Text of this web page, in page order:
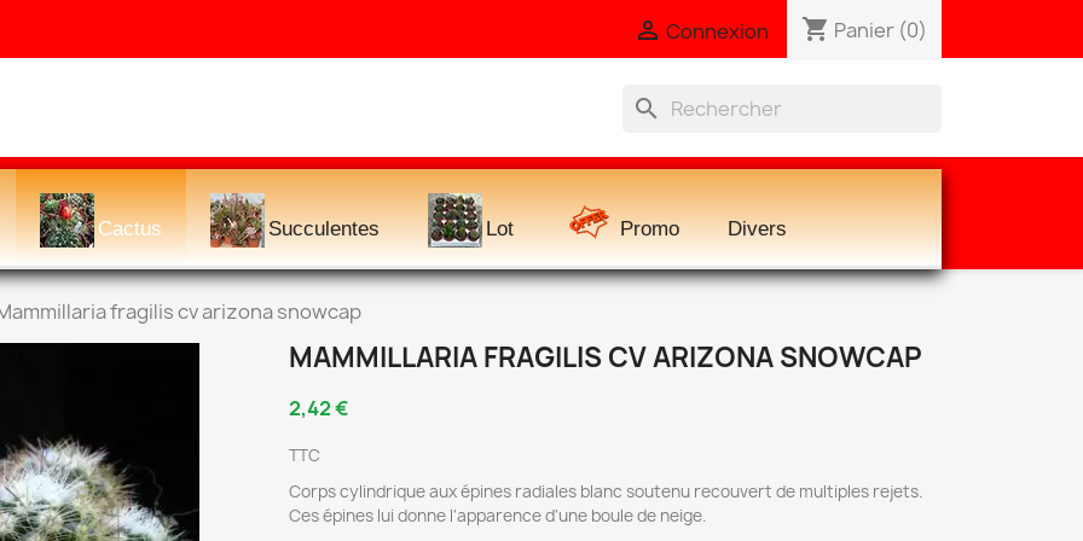
 Connexion shopping_cart Panier (0)
search
Cactus Succulentes Lot Promo Divers
fragilis cv arizona snowcap
MAMMILLARIA FRAGILIS CV ARIZONA SNOWCAP
2,42 €
TTC
Corps cylindrique aux épines radiales blanc soutenu recouvert de multiples rejets.
Ces épines lui donne l'apparence d'une boule de neige.